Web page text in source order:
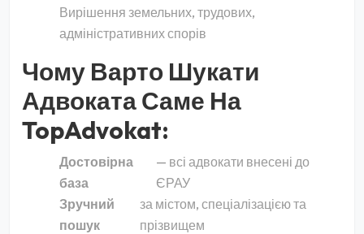
Вирішення земельних, трудових,
адміністративних спорів
Чому Варто Шукати
Адвоката Саме На
TopAdvokat:
Достовірна
база
— всі адвокати внесені до
ЄРАУ
Зручний
пошук
за містом, спеціалізацією та
прізвищем